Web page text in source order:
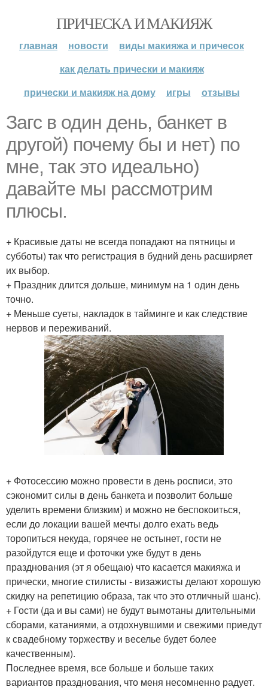
ПРИЧЕСКА И МАКИЯЖ
главная новости
виды макияжа и причесок
как делать прически и макияж
прически и макияж на дому
игры отзывы
Загс в один день, банкет в
другой) почему бы и нет) по
мне, так это идеально)
давайте мы рассмотрим
плюсы.
+ Красивые даты не всегда попадают на пятницы и
субботы) так что регистрация в будний день расширяет
их выбор.
+ Праздник длится дольше, минимум на 1 один день
точно.
+ Меньше суеты, накладок в тайминге и как следствие
нервов и переживаний.
+ Фотосессию можно провести в день росписи, это
сэкономит силы в день банкета и позволит больше
уделить времени близким) и можно не беспокоиться,
если до локации вашей мечты долго ехать ведь
торопиться некуда, горячее не остынет, гости не
разойдутся еще и фоточки уже будут в день
празднования (эт я обещаю) что касается макияжа и
прически, многие стилисты - визажисты делают хорошую
скидку на репетицию образа, так что это отличный шанс).
+ Гости (да и вы сами) не будут вымотаны длительными
сборами, катаниями, а отдохнувшими и свежими приедут
к свадебному торжеству и веселье будет более
качественным).
Последнее время, все больше и больше таких
вариантов празднования, что меня несомненно радует.